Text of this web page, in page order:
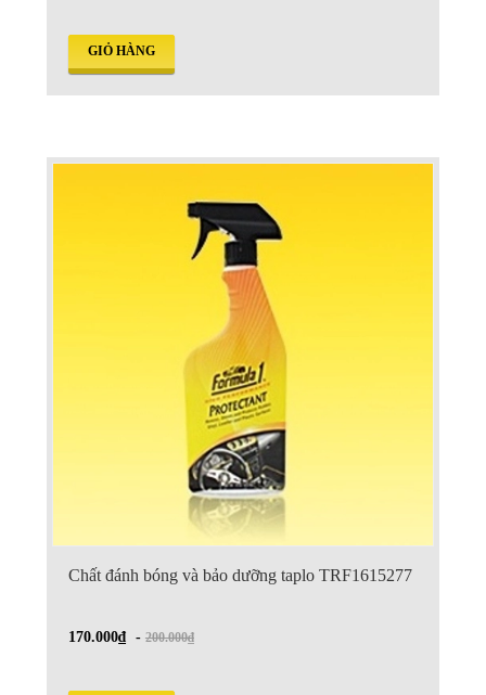
GIỎ HÀNG
Chất đánh bóng và bảo dưỡng taplo TRF1615277
170.000₫ - 200.000₫